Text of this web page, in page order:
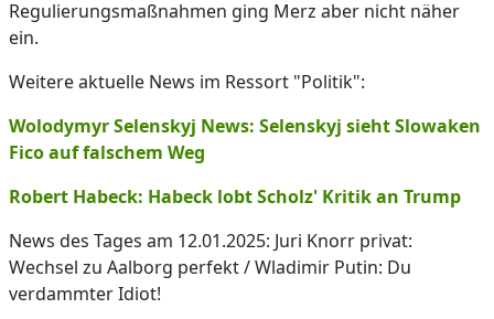
Regulierungsmaßnahmen ging Merz aber nicht näher
ein.
Weitere aktuelle News im Ressort "Politik":
Wolodymyr Selenskyj News: Selenskyj sieht Slowaken
Fico auf falschem Weg
Robert Habeck: Habeck lobt Scholz' Kritik an Trump
News des Tages am 12.01.2025: Juri Knorr privat:
Wechsel zu Aalborg perfekt / Wladimir Putin: Du
verdammter Idiot!